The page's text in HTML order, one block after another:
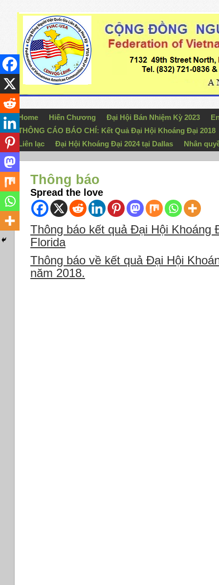
Home Hiến Chương Đại Hội Bán Nhiệm Kỳ 2023
THÔNG CÁO BÁO CHÍ: Kết Quả Đại Hội Khoáng Đại 2018
Liên lạc
Đại Hội Khoáng Đại 2024 tại Dallas Nhân
Thông báo
Spread the love
Thông báo kết quả Đại Hội Khoáng
Florida
Thông báo về kết quả Đại Hội
năm 2018.